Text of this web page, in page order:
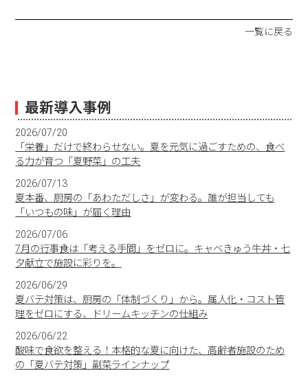
一覧に戻る
最新導入事例
2026/07/20
「栄養」だけで終わらせない。夏を元気に過ごすための、食べ
る力が育つ「夏野菜」の工夫
2026/07/13
夏本番、厨房の「あわただしさ」が変わる。誰が担当しても
「いつもの味」が届く理由
2026/07/06
7月の行事食は「考える手間」をゼロに。キャベきゅう牛丼・七
夕献立で施設に彩りを。
2026/06/29
夏バテ対策は、厨房の「体制づくり」から。属人化・コスト管
理をゼロにする、ドリームキッチンの仕組み
2026/06/22
酸味で食欲を整える！本格的な夏に向けた、高齢者施設のため
の「夏バテ対策」副菜ラインナップ